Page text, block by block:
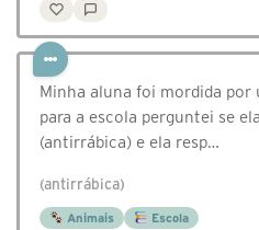
Minha aluna foi mordida
para a escola perguntei se
(antirrábica) e ela resp…
(antirrábica)
Animais Escola